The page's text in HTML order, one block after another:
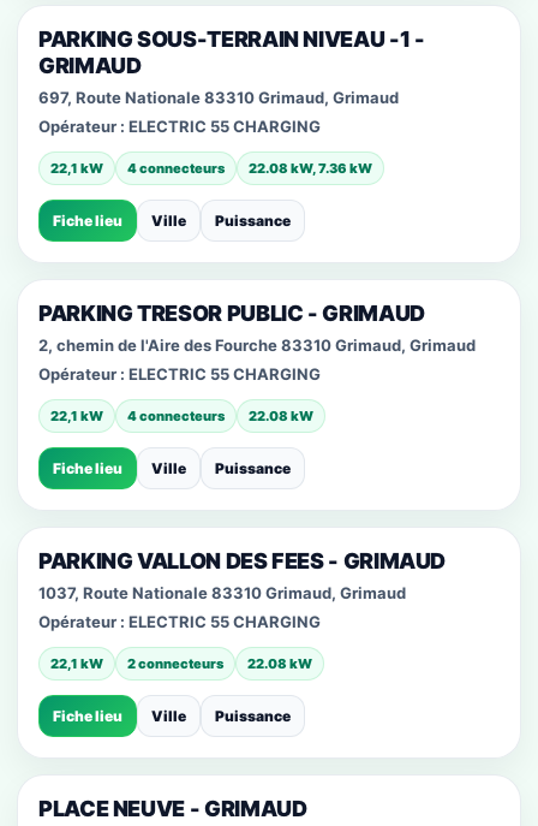
PARKING SOUS-TERRAIN NIVEAU -1 -
GRIMAUD
697, Route Nationale 83310 Grimaud, Grimaud
Opérateur : ELECTRIC 55 CHARGING
22,1 kW 4 connecteurs 22.08 kW, 7.36 kW
Fiche lieu Ville Puissance
PARKING TRESOR PUBLIC - GRIMAUD
2, chemin de l'Aire des Fourche 83310 Grimaud, Grimaud
Opérateur : ELECTRIC 55 CHARGING
22,1 kW 4 connecteurs 22.08 kW
Fiche lieu Ville Puissance
PARKING VALLON DES FEES - GRIMAUD
1037, Route Nationale 83310 Grimaud, Grimaud
Opérateur : ELECTRIC 55 CHARGING
22,1 kW 2 connecteurs 22.08 kW
Fiche lieu Ville Puissance
PLACE NEUVE - GRIMAUD